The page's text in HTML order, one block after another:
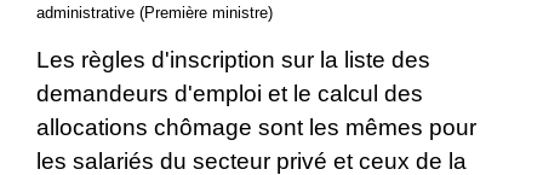
administrative (Première ministre)
Les règles d'inscription sur la liste des
demandeurs d'emploi et le calcul des
allocations chômage sont les mêmes pour
les salariés du secteur privé et ceux de la